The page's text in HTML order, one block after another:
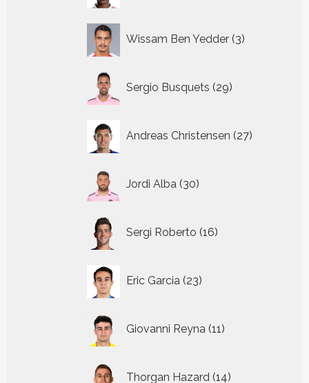
Wissam Ben Yedder 3
producten
Sergio Busquets 29
producten
Andreas Christensen 27
producten
Jordi Alba 30
producten
Sergi Roberto 16
producten
Eric Garcia 23
producten
Giovanni Reyna 11
producten
Thorgan Hazard 14